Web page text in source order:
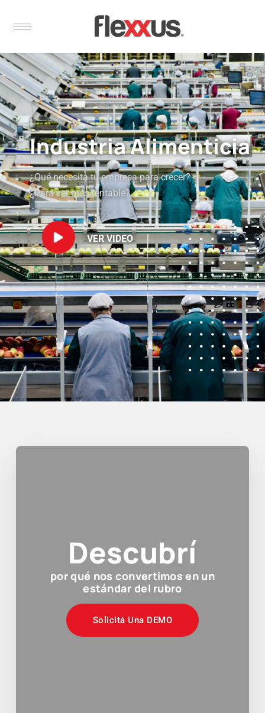
Industria Alimenticia
¿Qué necesita tu empresa para crecer?
¿Para ser más rentable?
VER VIDEO
Descubrí
por qué nos convertimos en un
estándar del rubro
Solicitá Una DEMO